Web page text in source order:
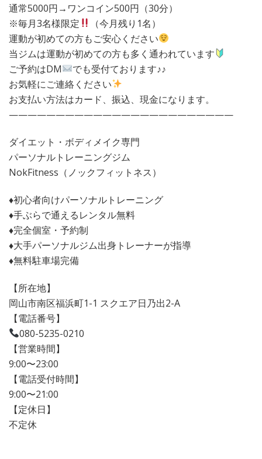
通常5000円→ワンコイン500円（30分）
※毎月3名様限定
（今月残り1名）
運動が初めての方もご安心ください
当ジムは運動が初めての方も多く通われています
ご予約はDM
でも受付ております♪♪
お気軽にご連絡ください
お支払い方法はカード、振込、現金になります。
————————————————————————
ダイエット・ボディメイク専門
パーソナルトレーニングジム
NokFitness（ノックフィットネス）
♦︎初心者向けパーソナルトレーニング
♦︎手ぶらで通えるレンタル無料
♦︎完全個室・予約制
♦︎大手パーソナルジム出身トレーナーが指導
♦︎無料駐車場完備
【所在地】
岡山市南区福浜町1-1 スクエア日乃出2-A
【電話番号】
080-5235-0210
【営業時間】
9:00〜23:00
【電話受付時間】
9:00〜21:00
【定休日】
不定休